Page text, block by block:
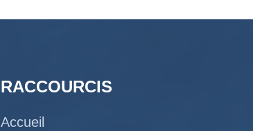
RACCOURCIS
Accueil